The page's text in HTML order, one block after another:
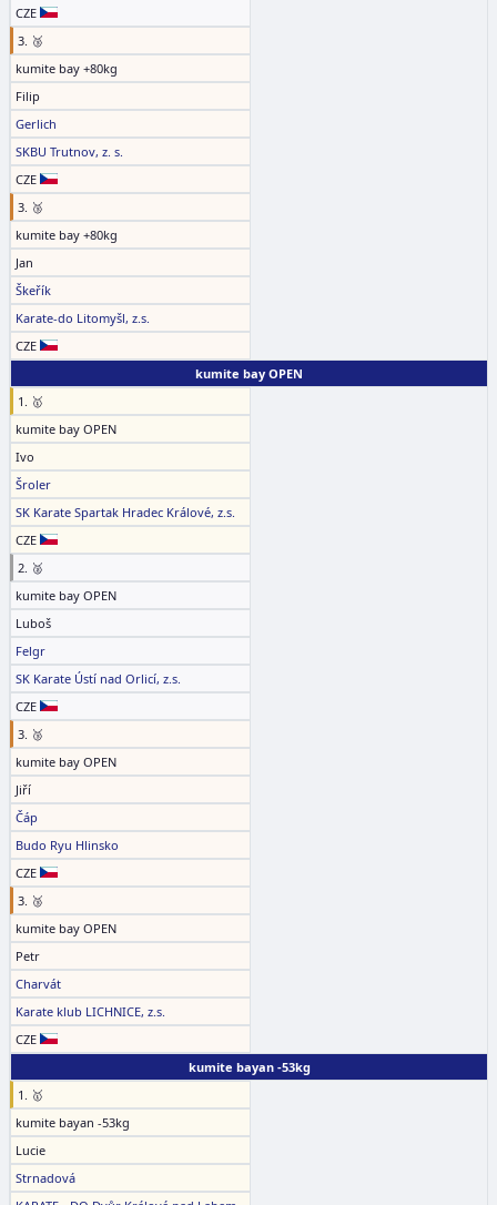
CZE
3. 🥉
kumite bay +80kg
Filip
Gerlich
SKBU Trutnov, z. s.
CZE
3. 🥉
kumite bay +80kg
Jan
Škeřík
Karate-do Litomyšl, z.s.
CZE
kumite bay OPEN
1. 🥇
kumite bay OPEN
Ivo
Šroler
SK Karate Spartak Hradec Králové, z.s.
CZE
2. 🥈
kumite bay OPEN
Luboš
Felgr
SK Karate Ústí nad Orlicí, z.s.
CZE
3. 🥉
kumite bay OPEN
Jiří
Čáp
Budo Ryu Hlinsko
CZE
3. 🥉
kumite bay OPEN
Petr
Charvát
Karate klub LICHNICE, z.s.
CZE
kumite bayan -53kg
1. 🥇
kumite bayan -53kg
Lucie
Strnadová